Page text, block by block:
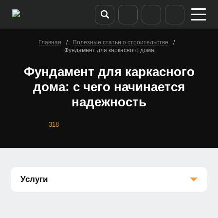
Главная / Полезные статьи о строительстве
/
Фундамент для каркасного дома
Фундамент для каркасного
дома: с чего начинается
надежность
318
Услуги